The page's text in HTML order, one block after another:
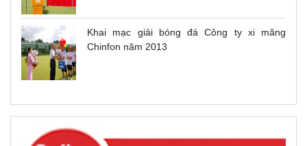
Khai mạc giải bóng đá Công ty xi măng
Chinfon năm 2013